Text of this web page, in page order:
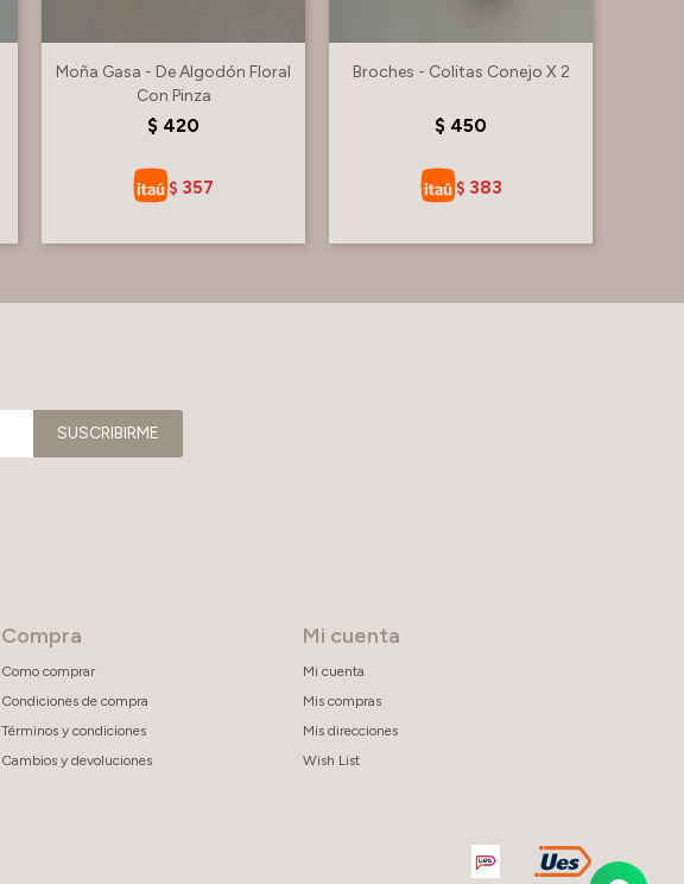
Moña Gasa - De Algodón Floral
Con Pinza
$ 420
$ 357
Broches - Colitas Conejo X 2
$ 450
$ 383
Compra
Como comprar
Condiciones de compra
Términos y condiciones
Cambios y devoluciones
Mi cuenta
Mi cuenta
Mis compras
Mis direcciones
Wish List
SUSCRIBIRME